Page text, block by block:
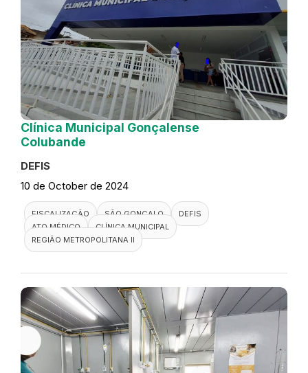
Clínica Municipal Gonçalense
Colubande
DEFIS
10 de October de 2024
FISCALIZAÇÃO SÃO GONÇALO
DEFIS
ATO MÉDICO
CLÍNICA MUNICIPAL
REGIÃO METROPOLITANA II